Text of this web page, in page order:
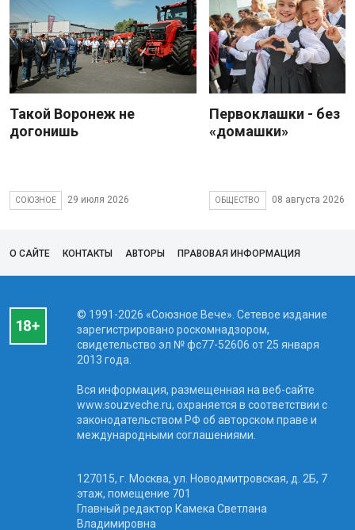
Такой Воронеж не
догонишь
СОЮЗНОЕ 29 июля 2026
Первоклашки - без
«домашки»
ОБЩЕСТВО 08 августа 2026
О САЙТЕ КОНТАКТЫ АВТОРЫ ПРАВОВАЯ ИНФОРМАЦИЯ
© 1991-2026 «Союзное Вече». Сетевое издание
зарегистрировано роскомнадзором,
свидетельство эл № фc77-52606 от 25 января
2013 года.
Вся информация, размещенная на веб-сайте
www.souzveche.ru, охраняется в соответствии с
законодательством РФ об авторском праве и
международными соглашениями.
127015, г. Москва, ул. Новодмитровская, д. 2Б, 7
этаж, помещение 701
Главный редактор Камека Светлана
Владимировна